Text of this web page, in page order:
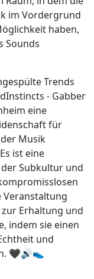
im Vordergrund
haben,
Sounds
Trends
- Gabber
eine
für
Musik
ist eine
Subkultur und
Veranstaltung
Erhaltung und
indem sie einen
und
🖤🔊👟